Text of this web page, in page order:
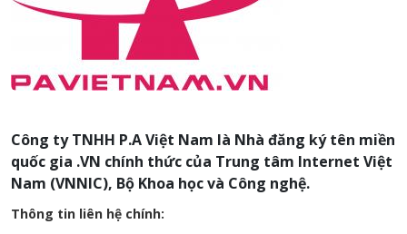
Công ty TNHH P.A Việt Nam là Nhà đăng ký tên miền
quốc gia .VN chính thức của Trung tâm Internet Việt
Nam (VNNIC), Bộ Khoa học và Công nghệ.
Thông tin liên hệ chính: